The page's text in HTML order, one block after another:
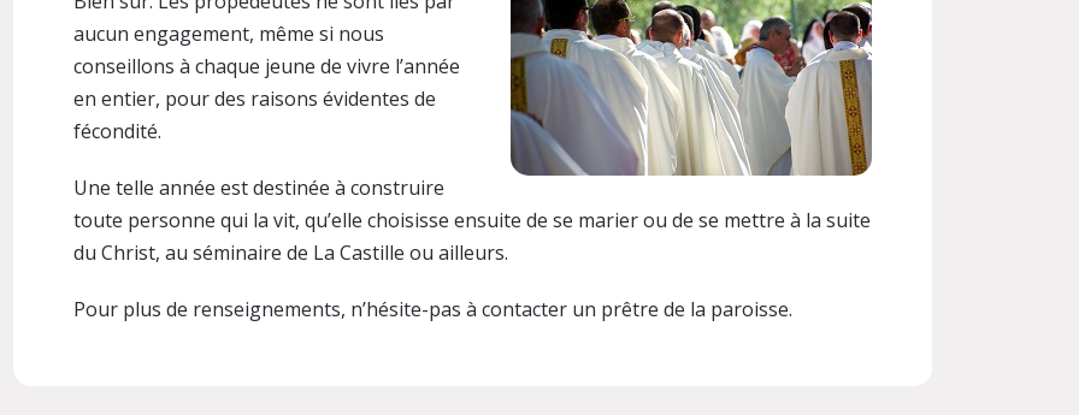
aucun engagement, même si nous
conseillons à chaque jeune de vivre l’année
en entier, pour des raisons évidentes de
fécondité.
Une telle année est destinée à construire
toute personne qui la vit, qu’elle choisisse ensuite de se marier ou de se mettre à la suite
du Christ, au séminaire de La Castille ou ailleurs.
Pour plus de renseignements, n’hésite-pas à contacter un prêtre de la paroisse.